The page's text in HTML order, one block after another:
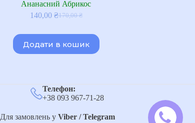
Ананасний Абрикос
170,00₴
Оригінальна
140,00 ₴Поточна
Додати в кошик
Телефон:
+38 093 967-71-28
Для замовлень у Viber / Telegram